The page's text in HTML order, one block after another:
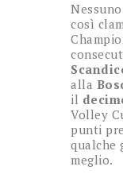
così
alla
il
Volley
punti
qualche
meglio.